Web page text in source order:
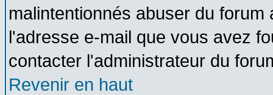
malintentionnés abuser du
l'adresse e-mail que vous avez
contacter l'administrateur du
Revenir en haut